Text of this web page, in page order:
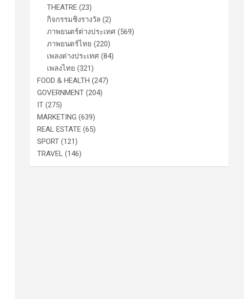
THEATRE (23)
กิจกรรมชิงรางวัล (2)
ภาพยนตร์ต่างประเทศ (569)
ภาพยนตร์ไทย (220)
เพลงต่างประเทศ (84)
เพลงไทย (321)
FOOD & HEALTH (247)
GOVERNMENT (204)
IT (275)
MARKETING (639)
REAL ESTATE (65)
SPORT (121)
TRAVEL (146)